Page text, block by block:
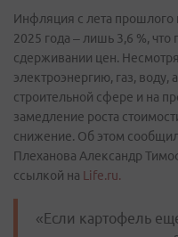
Инфляция с лета прошлого
2025 года – лишь 3,6 %, что
сдерживании цен.
электроэнергию, газ,
строительной сфере и на
замедление роста
снижение. Об этом
Плеханова Александр
ссылкой на Life.ru.
«Если картофель